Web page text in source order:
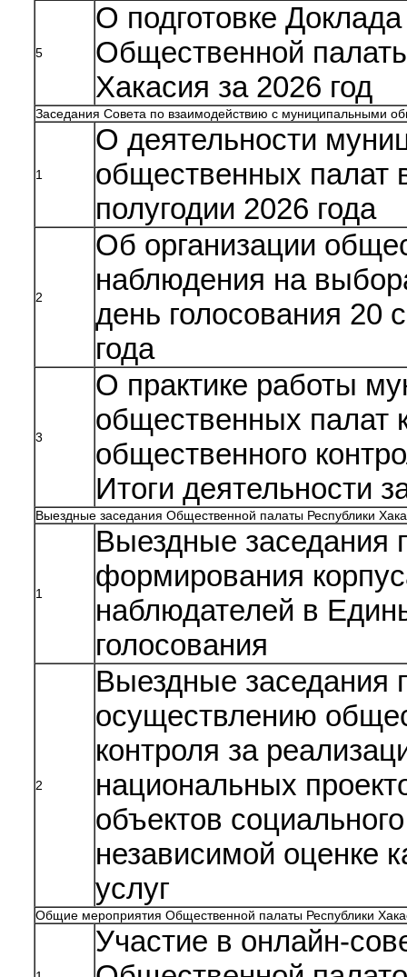
5
О подготовке
Общественной
Хакасия за 2026 год
Заседания Совета по взаимодействию с муниципальными
1
О деятельности
общественных палат
полугодии 2026 года
2
Об организации
наблюдения на
день голосования 20
года
3
О практике работы
общественных палат
общественного
Итоги деятельности
Выездные заседания Общественной палаты Республики
1
Выездные заседания
формирования
наблюдателей в
голосования
2
Выездные заседания
осуществлению
контроля за
национальных
объектов
независимой оценке
услуг
Общие мероприятия Общественной палаты Республики
Участие в онлайн-